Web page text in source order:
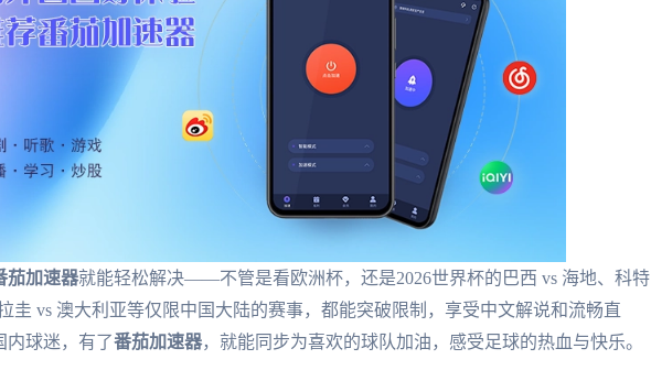
茄加速器就能轻松解决——不管是看欧洲杯，还是2026世界杯的巴西 vs 海地、科特
圭 vs 澳大利亚等仅限中国大陆的赛事，都能突破限制，享受中文解说和流畅直
内球迷，有了番茄加速器，就能同步为喜欢的球队加油，感受足球的热血与快乐。